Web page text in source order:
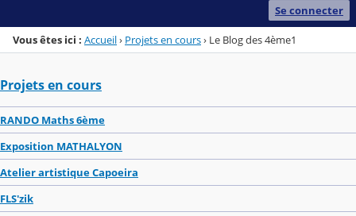
Se connecter
Vous êtes ici : Accueil› Projets en cours› Le Blog des 4ème1
Projets en cours
RANDO Maths 6ème
Exposition MATHALYON
Atelier artistique Capoeira
FLS'zik